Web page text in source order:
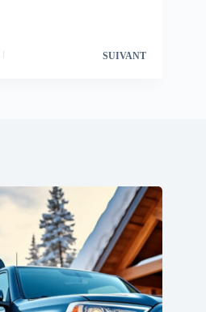
SUIVANT